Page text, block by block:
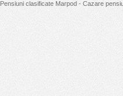
Pensiuni clasificate Marpod - Cazare